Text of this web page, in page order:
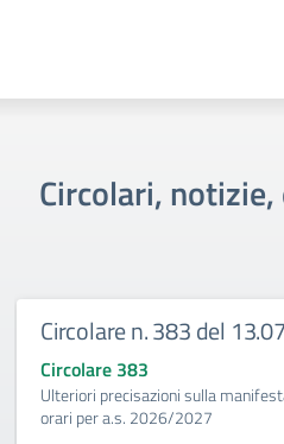
Circolari,
Circolare n. 383 del
Circolare 383
Ulteriori precisazioni sulla
orari per a.s. 2026/2027